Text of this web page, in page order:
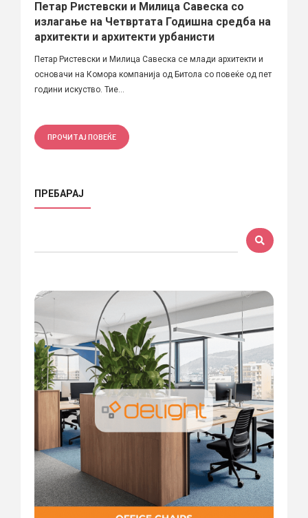
Петар Ристевски и Милица Савеска со
излагање на Четвртата Годишна средба на
архитекти и архитекти урбанисти
Петар Ристевски и Милица Савеска се млади архитекти и
основачи на Комора компанија од Битола со повеќе од пет
години искуство. Тие...
ПРОЧИТАЈ ПОВЕЌЕ
ПРЕБАРАЈ